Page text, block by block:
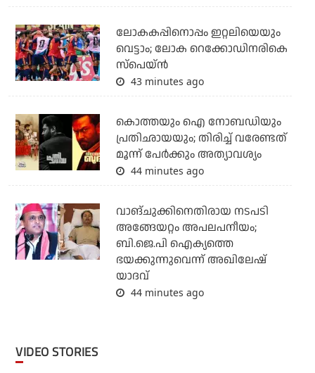
ലോകകപ്പിനൊപ്പം ഇറ്റലിയെയും
വെട്ടാം; ലോക റെക്കോഡിനരികെ
സ്പെയ്ന്‍
43 minutes ago
കൊത്തയും ഐ നോബഡിയും
പ്രതിഛായയും; തിരിച്ച് വരേണ്ടത്
മൂന്ന് പേര്‍ക്കും അത്യാവശ്യം
44 minutes ago
വാങ്ചുക്കിനെതിരായ നടപടി
അങ്ങേയറ്റം അപലപനീയം;
ബി.ജെ.പി ഐക്യത്തെ
ഭയക്കുന്നുവെന്ന് അഖിലേഷ്
യാദവ്
44 minutes ago
VIDEO STORIES